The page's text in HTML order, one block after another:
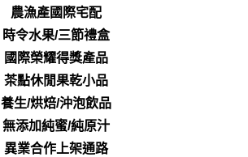
農漁產國際宅配
時令水果/三節禮盒
國際榮耀得獎產品
茶點休閒果乾小品
養生/烘焙/沖泡飲品
無添加純蜜/純原汁
異業合作上架通路